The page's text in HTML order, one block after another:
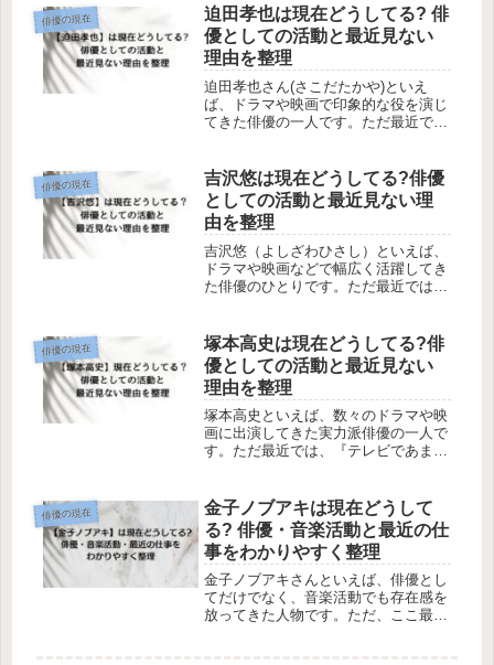
る人も多いのではないでしょうか。検
索してみると、プロフィールや出演作
品...
俳優の現在
迫田孝也は現在どうしてる? 俳
優としての活動と最近見ない
理由を整理
迫田孝也さん(さこだたかや)といえ
ば、ドラマや映画で印象的な役を演じ
てきた俳優の一人です。ただ最近で
ている人も多いのではないでしょう
か。検索してみると、公式サイトや出
演情報...
俳優の現在
吉沢悠は現在どうしてる?俳優
としての活動と最近見ない理
由を整理
吉沢悠（よしざわひさし）といえば、
ドラマや映画などで幅広く活躍してき
た俳優のひとりです。ただ最近では、
る人も多いのではないでしょうか。検
索してみると、過去の出演作品やプ
ロ...
俳優の現在
塚本高史は現在どうしてる?俳
優としての活動と最近見ない
理由を整理
塚本高史といえば、数々のドラマや映
画に出演してきた実力派俳優の一人で
す。ただ最近では、『テレビであまり
いのではないでしょうか。検索してみ
ると、過去の出演作品やプロフィール
に...
俳優の現在
金子ノブアキは現在どうして
る? 俳優・音楽活動と最近の仕
事をわかりやすく整理
金子ノブアキさんといえば、俳優とし
てだけでなく、音楽活動でも存在感を
放ってきた人物です。ただ、ここ最近